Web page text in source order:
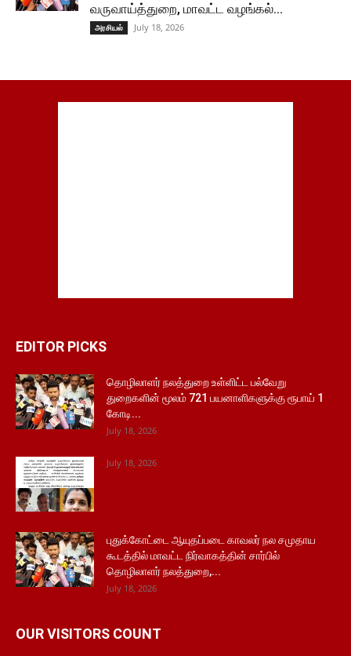
வருவாய்த்துறை, மாவட்ட வழங்கல்...
அரசியல் July 18, 2026
EDITOR PICKS
தொழிலாளர் நலத்துறை உள்ளிட்ட பல்வேறு
துறைகளின் மூலம் 721 பயனாளிகளுக்கு ரூபாய் 1
கோடி...
July 18, 2026
July 18, 2026
புதுக்கோட்டை ஆயுதப்படை காவலர் நல சமுதாய
கூடத்தில் மாவட்ட நிர்வாகத்தின் சார்பில்
தொழிலாளர் நலத்துறை,...
July 18, 2026
OUR VISITORS COUNT